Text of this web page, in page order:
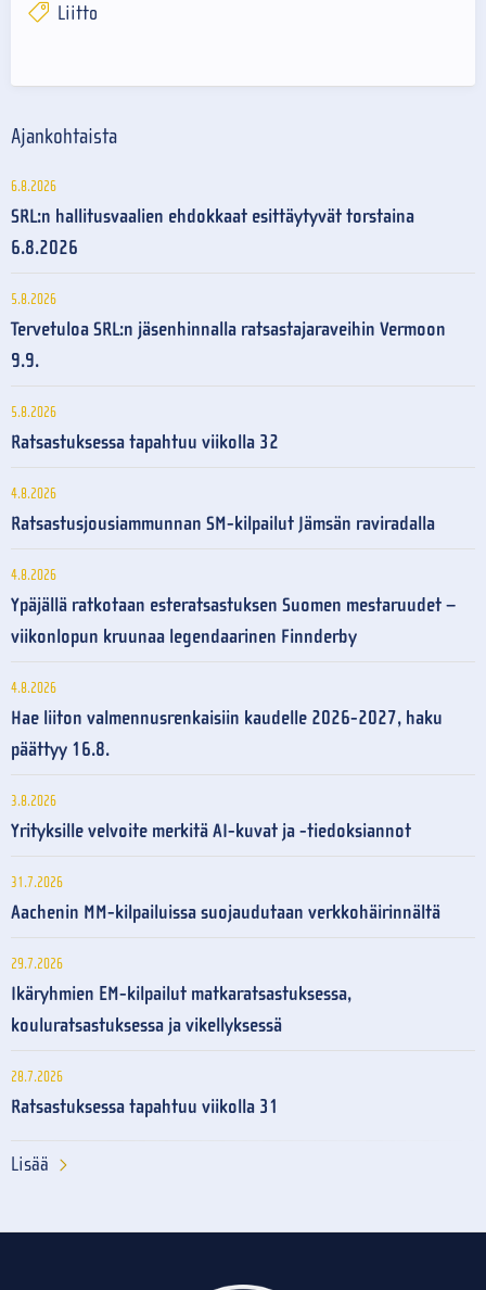
Liitto
Ajankohtaista
6.8.2026
SRL:n hallitusvaalien ehdokkaat esittäytyvät torstaina
6.8.2026
5.8.2026
Tervetuloa SRL:n jäsenhinnalla ratsastajaraveihin Vermoon
9.9.
5.8.2026
Ratsastuksessa tapahtuu viikolla 32
4.8.2026
Ratsastusjousiammunnan SM-kilpailut Jämsän raviradalla
4.8.2026
Ypäjällä ratkotaan esteratsastuksen Suomen mestaruudet –
viikonlopun kruunaa legendaarinen Finnderby
4.8.2026
Hae liiton valmennusrenkaisiin kaudelle 2026-2027, haku
päättyy 16.8.
3.8.2026
Yrityksille velvoite merkitä AI-kuvat ja -tiedoksiannot
31.7.2026
Aachenin MM-kilpailuissa suojaudutaan verkkohäirinnältä
29.7.2026
Ikäryhmien EM-kilpailut matkaratsastuksessa,
kouluratsastuksessa ja vikellyksessä
28.7.2026
Ratsastuksessa tapahtuu viikolla 31
Lisää